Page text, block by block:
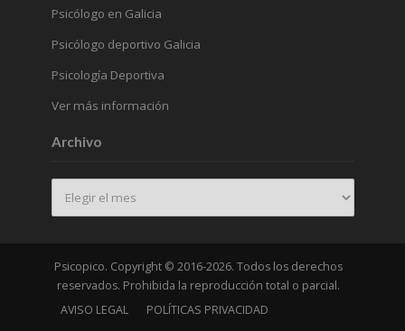
Psicólogo en Galicia
Psicólogo deportivo Galicia
Psicología Deportiva
Ver más información
Archivo
Archivo
Psicopico. Copyright © 2016-2026. Todos los derechos
reservados. Prohibida la reproducción total o parcial.
AVISO LEGAL
POLÍTICAS PRIVACIDAD